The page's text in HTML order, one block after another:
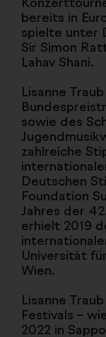
bereits in
spielte unter
Sir Simon
Lahav Shani.
Lisanne
sowie des
zahlreiche
Deutschen
Foundation
Jahres der
erhielt 2019
Universität
Wien.
Lisanne
Festivals –
2022 in